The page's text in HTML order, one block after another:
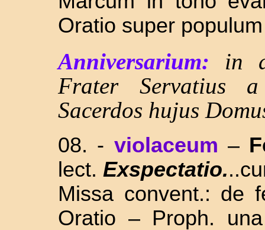
Oratio super
Anniversarium:
in
Frater Servatius
Sacerdos hujus
08. - violaceum –
lect. Exspectatio.
Missa convent.: de
Oratio – Proph.